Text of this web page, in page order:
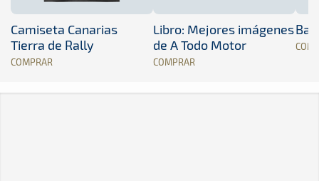
Camiseta Canarias
Tierra de Rally
COMPRAR
Libro: Mejores imágenes
de A Todo Motor
COMPRAR